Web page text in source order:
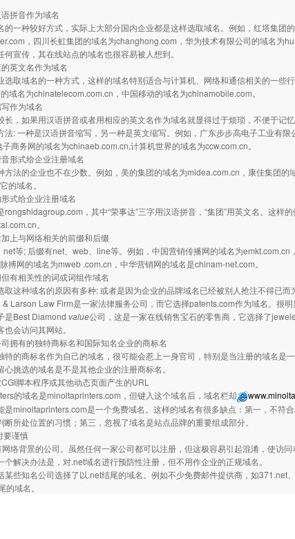
拼音作为域名
的一种较好方式，实际上大部分国内企业都是这样选取域名。例如，红塔集团
，四川长虹集团的域名为changhong.com，华为技术有限公司的域名为
何宣传，其在线站点的域名也很容易被人想到。
英文名作为域名
选取域名的一种方式，这样的域名特别适合与计算机、网络和通信相关的一些
域名为chinatelecom.com.cn，中国移动的域名为chinamobile.com。
作为域名
长，如果用汉语拼音或者用相应的英文名作为域名就显得过于烦琐，不便于记
法: 一种是汉语拼音缩写，另一种是英文缩写。例如，广东步步高电子工业有
商务网的域名为chinaeb.com.cn,计算机世界的域名为ccw.com.cn。
形式给企业注册域名
方法的企业也不在少数。例如，美的集团的域名为midea.com.cn，康佳集团
的域名。
式给企业注册域名
rongshidagroup.com，其中“荣事达”三字用汉语拼音，“集团”用英文名。这样
。
上与网络相关的前缀和后缀
等; 后缀有net、web、line等。例如，中国营销传播网的域名为
搏网的域名为mweb .com.cn，中华营销网的域名是chinam-net.com。
有相关性的词或词组作域名
取这种域名的原因有多种: 或者是因为企业的品牌域名已经被别人抢注不得已
Larson Law Firm是一家法律服务公司，而它选择patents.com作为域名。很明
是Best Diamond value公司，这是一家在线销售宝石的零售商，它选择了
会访问其网站。
拥有的独特商标名和国际知名企业的商标名
特的商标名作为自己的域名，很可能会惹上一身官司，特别是当注册的域名是
挑选的域名是不是其他企业的注册商标名。
脚本程序或其他动态页面产生的URL
的域名是minoltaprinters.com，但键入这个域名后，域名栏却
是minoltaprinters.com是一个免费域名。这样的域名有很多缺点：第一，不符
所处位置的习惯；第三，忽视了域名是站点品牌的重要组成部分。
要谨慎
络背景的公司。虽然任何一家公司都可以注册，但这极容易引起混淆，使访
个解决办法是，对.net域名进行预防性注册，但不用作企业的正规域名。
某些知名公司选择了以.net结尾的域名。例如不少免费邮件提供商，如371.net
域名。